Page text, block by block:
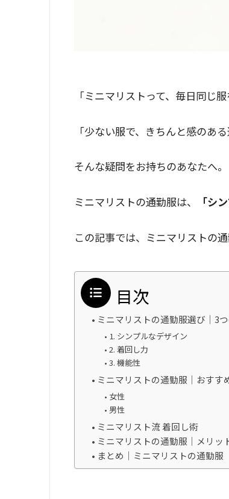
「ミニマリストって、毎日同じ
「少ない服で、きちんと感のあ
そんな疑問をお持ちのあなたへ。
ミニマリストの通勤服は、 「シ
この記事では、ミニマリストの
目次
ミニマリストの通勤服選び｜3
1. シンプルなデザイン
2. 着回し力
3. 機能性
ミニマリストの通勤服｜おすす
女性
男性
ミニマリスト流 着回し術
ミニマリストの通勤服｜メリッ
まとめ｜ミニマリストの通勤服